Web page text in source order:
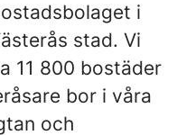
i
stad. Vi
11 800 bostäder
bor i våra
och